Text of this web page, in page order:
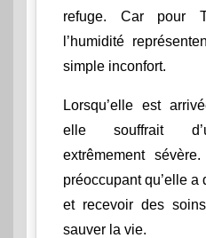
refuge. Car pour
l’humidité
simple inconfort.
Lorsqu’elle est
elle souffrait
extrêmement
préoccupant qu’elle
et recevoir des
sauver la vie.